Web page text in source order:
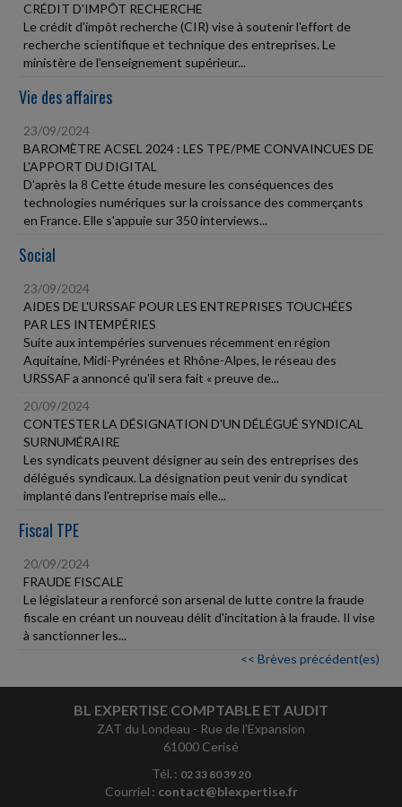
CRÉDIT D'IMPÔT RECHERCHE
Le crédit d'impôt recherche (CIR) vise à soutenir l'effort de
recherche scientifique et technique des entreprises. Le
ministère de l'enseignement supérieur...
Vie des affaires
23/09/2024
BAROMÈTRE ACSEL 2024 : LES TPE/PME CONVAINCUES DE
L'APPORT DU DIGITAL
D'après la 8 Cette étude mesure les conséquences des
technologies numériques sur la croissance des commerçants
en France. Elle s'appuie sur 350 interviews...
Social
23/09/2024
AIDES DE L'URSSAF POUR LES ENTREPRISES TOUCHÉES
PAR LES INTEMPÉRIES
Suite aux intempéries survenues récemment en région
Aquitaine, Midi-Pyrénées et Rhône-Alpes, le réseau des
URSSAF a annoncé qu'il sera fait « preuve de...
20/09/2024
CONTESTER LA DÉSIGNATION D'UN DÉLÉGUÉ SYNDICAL
SURNUMÉRAIRE
Les syndicats peuvent désigner au sein des entreprises des
délégués syndicaux. La désignation peut venir du syndicat
implanté dans l'entreprise mais elle...
Fiscal TPE
20/09/2024
FRAUDE FISCALE
Le législateur a renforcé son arsenal de lutte contre la fraude
fiscale en créant un nouveau délit d'incitation à la fraude. Il vise
à sanctionner les...
<< Brèves précédent(es)
BL EXPERTISE COMPTABLE ET AUDIT
ZAT du Londeau - Rue de l'Expansion
61000 Cerisé
Tél. : 02 33 80 39 20
Courriel : contact@blexpertise.fr